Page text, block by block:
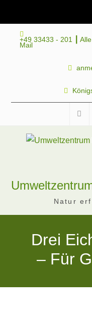
+49 33433 - 201 ┃
Mail
Natur
Drei
– Für